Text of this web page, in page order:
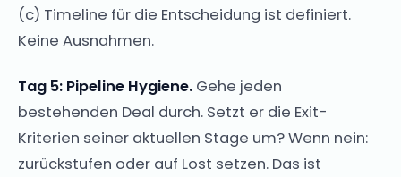
(c) Timeline für die Entscheidung ist definiert.
Keine Ausnahmen.
Tag 5: Pipeline Hygiene. Gehe jeden
bestehenden Deal durch. Setzt er die Exit-
Kriterien seiner aktuellen Stage um? Wenn nein:
zurückstufen oder auf Lost setzen. Das ist